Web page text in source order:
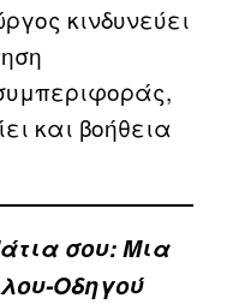
κινδυνεύει
και βοήθεια
σου: Μια
Οδηγού